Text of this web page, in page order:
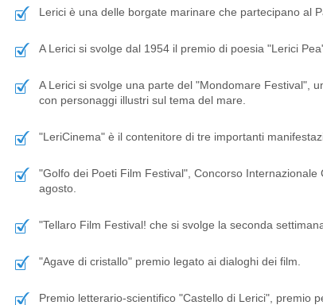
Lerici è una delle borgate marinare che partecipano al
A Lerici si svolge dal 1954 il premio di poesia "Lerici
A Lerici si svolge una parte del "Mondomare Festival",
con personaggi illustri sul tema del mare.
"LeriCinema" è il contenitore di tre importanti
"Golfo dei Poeti Film Festival", Concorso
agosto.
"Tellaro Film Festival! che si svolge la seconda
"Agave di cristallo" premio legato ai dialoghi dei film.
Premio letterario-scientifico "Castello di Lerici", premio